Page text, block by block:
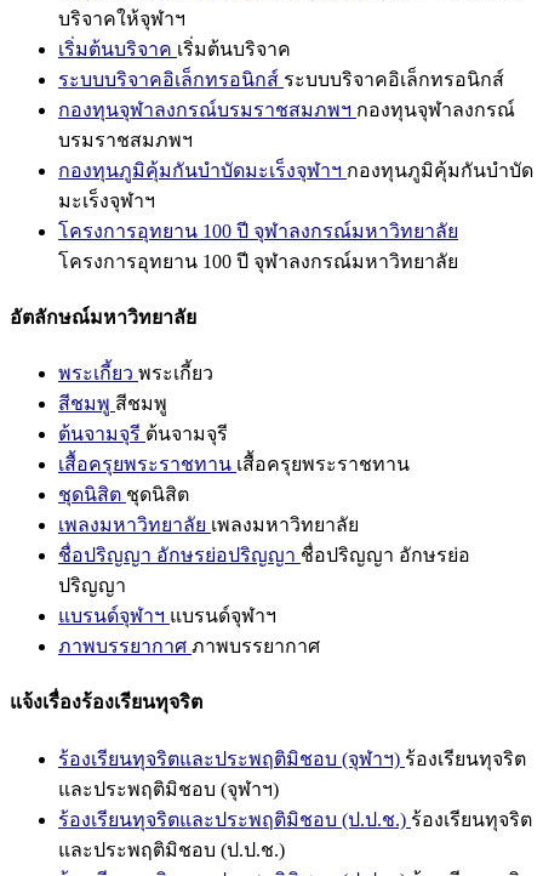
บริจาคให้จุฬาฯ
เริ่มต้นบริจาค เริ่มต้นบริจาค
ระบบบริจาคอิเล็กทรอนิกส์ ระบบบริจาคอิเล็กทรอนิกส์
กองทุนจุฬาลงกรณ์บรมราชสมภพฯ กองทุนจุฬาลงกรณ์
บรมราชสมภพฯ
กองทุนภูมิคุ้มกันบำบัดมะเร็งจุฬาฯ กองทุนภูมิคุ้มกันบำบัด
มะเร็งจุฬาฯ
โครงการอุทยาน 100 ปี จุฬาลงกรณ์มหาวิทยาลัย
โครงการอุทยาน 100 ปี จุฬาลงกรณ์มหาวิทยาลัย
อัตลักษณ์มหาวิทยาลัย
พระเกี้ยว พระเกี้ยว
สีชมพู สีชมพู
ต้นจามจุรี ต้นจามจุรี
เสื้อครุยพระราชทาน เสื้อครุยพระราชทาน
ชุดนิสิต ชุดนิสิต
เพลงมหาวิทยาลัย เพลงมหาวิทยาลัย
ชื่อปริญญา อักษรย่อปริญญา ชื่อปริญญา อักษรย่อ
ปริญญา
แบรนด์จุฬาฯ แบรนด์จุฬาฯ
ภาพบรรยากาศ ภาพบรรยากาศ
แจ้งเรื่องร้องเรียนทุจริต
ร้องเรียนทุจริตและประพฤติมิชอบ (จุฬาฯ) ร้องเรียนทุจริต
และประพฤติมิชอบ (จุฬาฯ)
ร้องเรียนทุจริตและประพฤติมิชอบ (ป.ป.ช.) ร้องเรียนทุจริต
และประพฤติมิชอบ (ป.ป.ช.)